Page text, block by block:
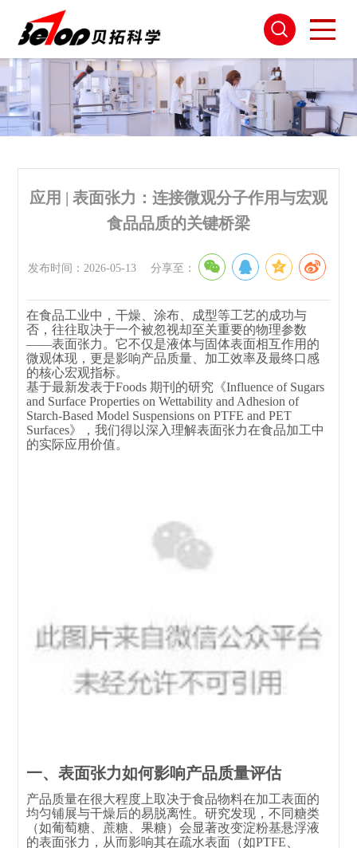
应用 | 表面张力：连接微观分子作用与宏观
食品品质的关键桥梁
发布时间：2026-05-13 分享至：
在食品工业中，干燥、涂布、成型等工艺的成功与
否，往往取决于一个被忽视却至关重要的物理参数
——表面张力。它不仅是液体与固体表面相互作用的
微观体现，更是影响产品质量、加工效率及最终口感
的核心宏观指标。
基于最新发表于Foods 期刊的研究《Influence of Sugars
and Surface Properties on Wettability and Adhesion of
Starch‑Based Model Suspensions on PTFE and PET
Surfaces》，我们得以深入理解表面张力在食品加工中
的实际应用价值。
一、表面张力如何影响产品质量评估
产品质量在很大程度上取决于食品物料在加工表面的
均匀铺展与干燥后的易脱离性。研究发现，不同糖类
（如葡萄糖、蔗糖、果糖）会显著改变淀粉基悬浮液
的表面张力，从而影响其在疏水表面（如PTFE、